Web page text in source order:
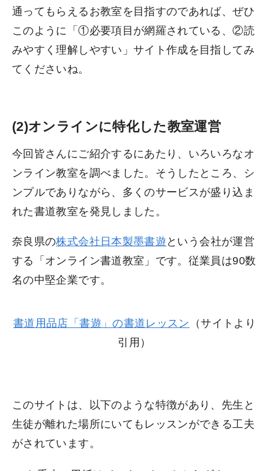
通ってもらえるお教室を目指すのであれば、ぜひ
このように「①必要項目が網羅されている、②読
みやすく理解しやすい」サイト作成を目指してみ
てくださいね。
(2)オンラインに特化した教室運営
今回皆さんにご紹介するにあたり、いろいろなオ
ンライン教室を調べました。そうしたところ、シ
ンプルでありながら、多くのサービスが盛り込ま
れた書道教室を発見しました。
奈良県の株式会社日本製墨書遊 という会社が運営
する「オンライン書道教室」です。従業員は90数
名の中堅企業です。
書道用品店「書遊」の書道レッスン （サイトより
引用）
このサイトは、以下のような特徴があり、先生と
生徒が離れた場所にいてもレッスンができる工夫
がされています。